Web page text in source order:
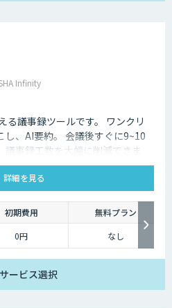
Infinity
る議事録ツールです。 ワンクリ
し、AI要約。 会議後すぐに9~10
議事録工数を大幅に削減できま
詳細を見る
初期費用
無料プラン
0円 なし
サービス選択